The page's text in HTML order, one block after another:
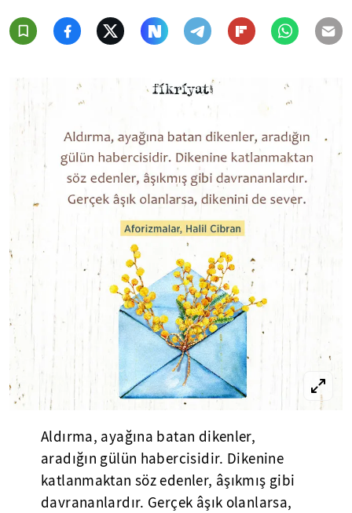
Aldırma, ayağına batan dikenler,
aradığın gülün habercisidir. Dikenine
katlanmaktan söz edenler, âşıkmış gibi
davrananlardır. Gerçek âşık olanlarsa,